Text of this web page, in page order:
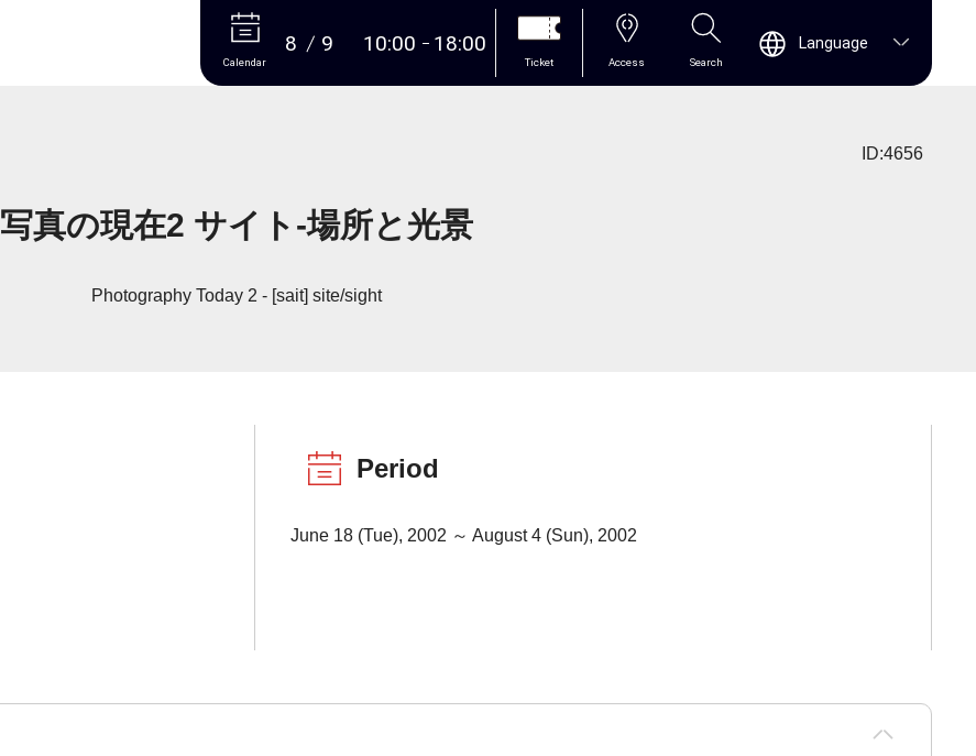
More
Calendar
8 9 10:00 18:00
Ticket Access Search
Language
ID:4656
写真の現在2 サイト-場所と光景
Photography Today 2 - [sait] site/sight
Period
June 18 (Tue), 2002 ～ August 4 (Sun), 2002